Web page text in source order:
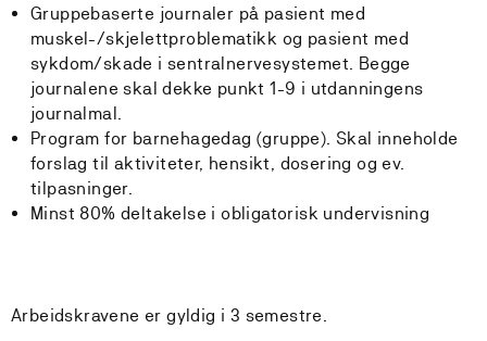
Gruppebaserte journaler på pasient med
muskel-/skjelettproblematikk og pasient med
sykdom/skade i sentralnervesystemet. Begge
journalene skal dekke punkt 1-9 i utdanningens
journalmal.
Program for barnehagedag (gruppe). Skal inneholde
forslag til aktiviteter, hensikt, dosering og ev.
tilpasninger.
Minst 80% deltakelse i obligatorisk undervisning
Arbeidskravene er gyldig i 3 semestre.